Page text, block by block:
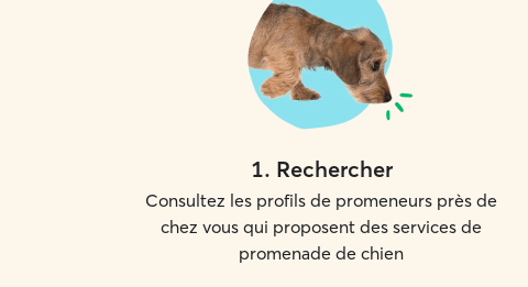
1. Rechercher
Consultez les profils de promeneurs près de
chez vous qui proposent des services de
promenade de chien